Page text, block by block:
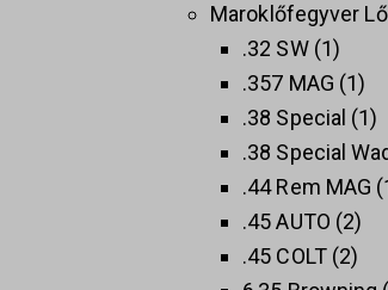
Maroklőfegyver
.32 SW 1
.357 MAG 1
.38 Special
1
.38 Special
.44 Rem MAG
.45 AUTO 2
.45 COLT 2